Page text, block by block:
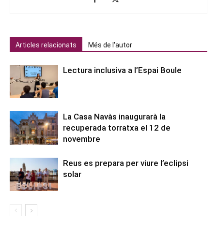
Articles relacionats Més de l'autor
Lectura inclusiva a l’Espai Boule
La Casa Navàs inaugurarà la
recuperada torratxa el 12 de
novembre
Reus es prepara per viure l’eclipsi
solar